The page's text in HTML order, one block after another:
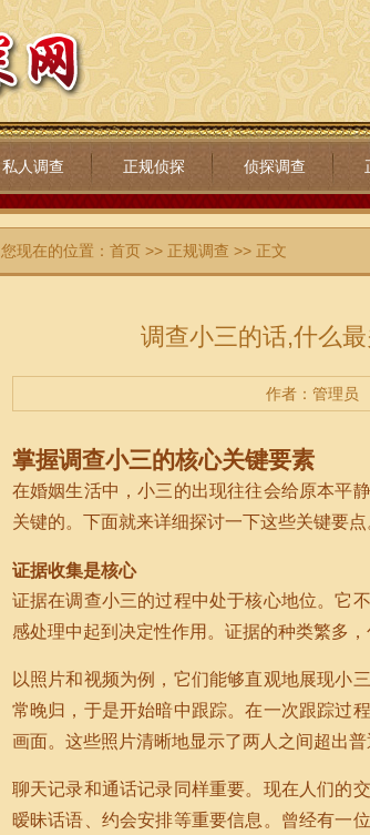
私人调查 正规侦探 侦探调查
您现在的位置： 首页>> 正规调查 >> 正文
调查小三的话,什么
作者：管理员
掌握调查小三的核心关键要素
在婚姻生活中，小三的出现往往会给原本平
关键的。下面就来详细探讨一下这些关键要点
证据收集是核心
证据在调查小三的过程中处于核心地位。它
感处理中起到决定性作用。证据的种类繁多
以照片和视频为例，它们能够直观地展现小
常晚归，于是开始暗中跟踪。在一次跟踪过
画面。这些照片清晰地显示了两人之间超出
聊天记录和通话记录同样重要。现在人们的
暧昧话语、约会安排等重要信息。曾经有一